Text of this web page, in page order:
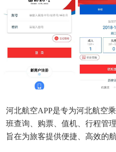
河北航空APP是专为河北航空
班查询、购票、值机、行程管
旨在为旅客提供便捷、高效的